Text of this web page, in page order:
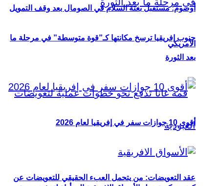
أوصوم: مستقبل بعثة السلام في الصومال بعد وقف التمويل
الأمريكي
عقد التعويضات: من يتحمل العبء الحقيقي للتعويضات عن
جنوب إفريقيا ترسخ مكانتها كـ”قوة متوسطة” في مرحلة ما
بعد الثورة
أقوى 10 جوازات سفر في إفريقيا لعام 2026